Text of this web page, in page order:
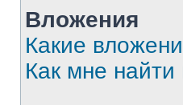
Вложения
Какие
Как мне